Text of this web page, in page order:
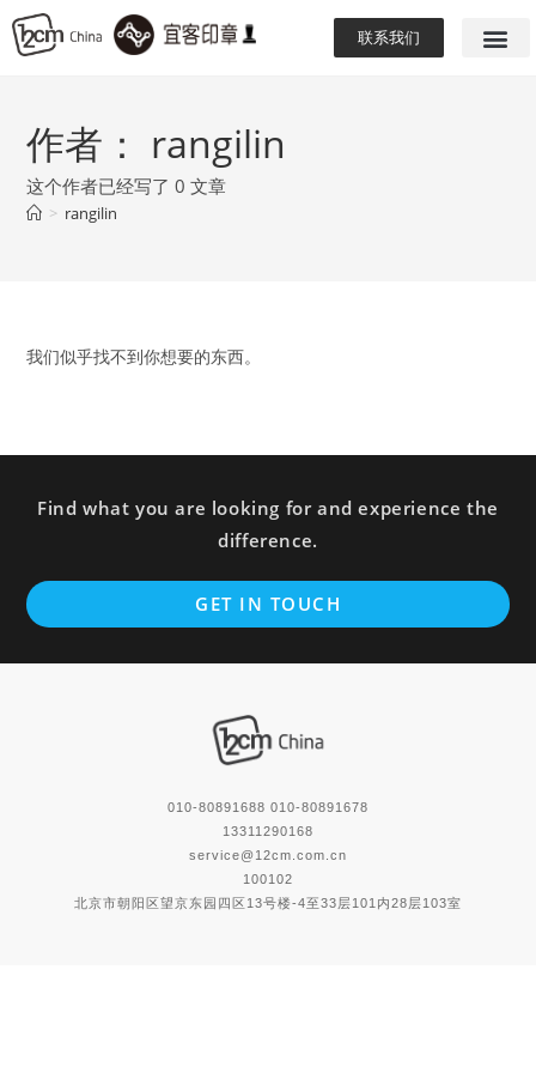
联系我们
作者： rangilin
这个作者已经写了 0 文章
> rangilin
我们似乎找不到你想要的东西。
Find what you are looking for and experience the
difference.
GET IN TOUCH
010-80891688 010-80891678
13311290168
service@12cm.com.cn
100102
北京市朝阳区望京东园四区13号楼-4至33层101内28层103室